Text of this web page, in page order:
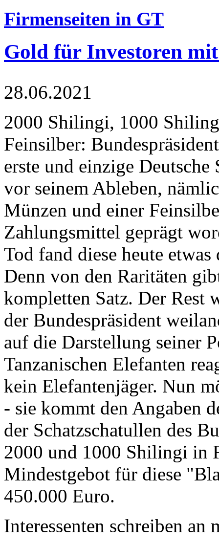
Firmenseiten in GT
Gold für Investoren
28.06.2021
2000 Shilingi, 1000
Feinsilber:
erste und einzige Deutsche
vor seinem Ableben,
Münzen und einer
Zahlungsmittel geprägt
Tod fand diese heute
Denn von den Raritäten
kompletten Satz. Der Rest
der Bundespräsident
auf die Darstellung seiner
Tanzanischen Elefanten
kein Elefantenjäger. Nun
- sie kommt den Angaben
der Schatzschatullen des
2000 und 1000 Shilingi in
Mindestgebot für diese
450.000 Euro.
Interessenten schreiben